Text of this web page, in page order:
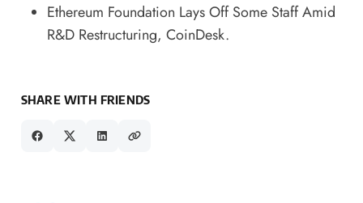
Ethereum Foundation Lays Off Some Staff Amid
R&D Restructuring, CoinDesk.
SHARE WITH FRIENDS